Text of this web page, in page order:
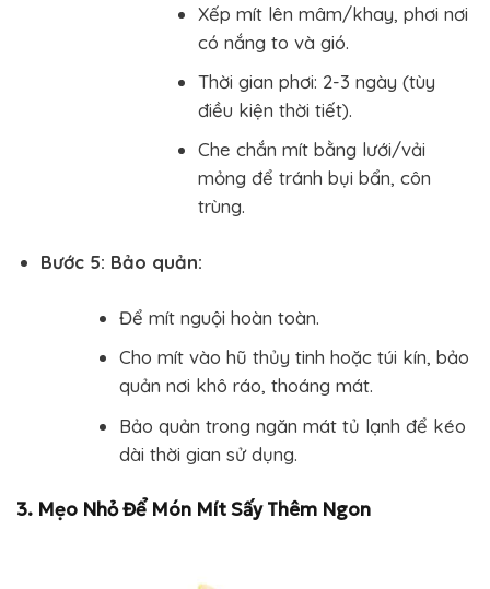
Xếp mít lên mâm/khay, phơi nơi
có nắng to và gió.
Thời gian phơi: 2-3 ngày (tùy
điều kiện thời tiết).
Che chắn mít bằng lưới/vải
mỏng để tránh bụi bẩn, côn
trùng.
Bước 5: Bảo quản:
Để mít nguội hoàn toàn.
Cho mít vào hũ thủy tinh hoặc túi kín, bảo
quản nơi khô ráo, thoáng mát.
Bảo quản trong ngăn mát tủ lạnh để kéo
dài thời gian sử dụng.
3. Mẹo Nhỏ Để Món Mít Sấy Thêm Ngon